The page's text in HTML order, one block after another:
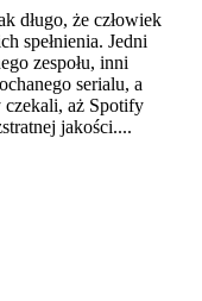
długo, że człowiek
spełnienia. Jedni
zespołu, inni
serialu, a
aż Spotify
jakości....